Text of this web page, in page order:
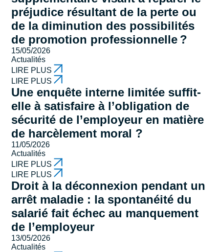
préjudice résultant de la perte ou
de la diminution des possibilités
de promotion professionnelle ?
15/05/2026
Actualités
LIRE PLUS
LIRE PLUS
Une enquête interne limitée suffit-
elle à satisfaire à l’obligation de
sécurité de l’employeur en matière
de harcèlement moral ?
11/05/2026
Actualités
LIRE PLUS
LIRE PLUS
Droit à la déconnexion pendant un
arrêt maladie : la spontanéité du
salarié fait échec au manquement
de l’employeur
13/05/2026
Actualités